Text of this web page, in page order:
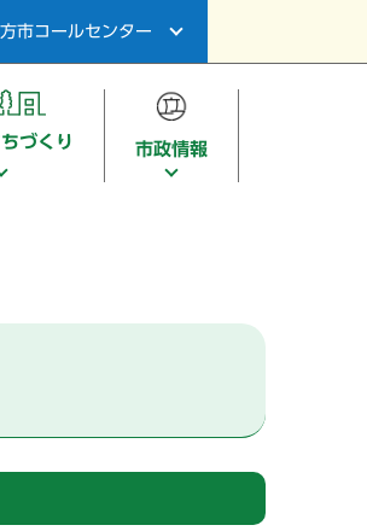
市コールセンター
づくり 市政情報